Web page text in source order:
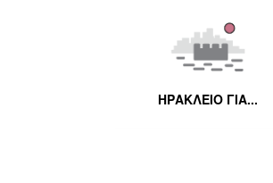
ΗΡΑΚΛΕΙΟ ΓΙΑ...